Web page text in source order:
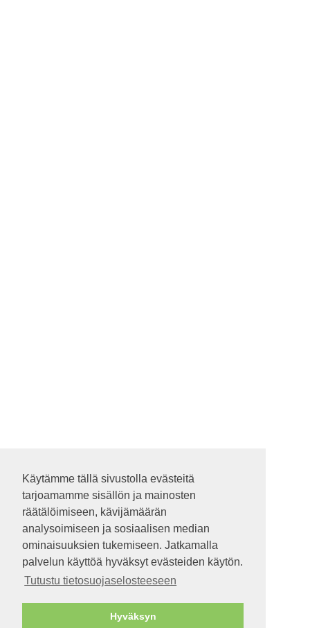
Käytämme tällä sivustolla evästeitä
tarjoamamme sisällön ja mainosten
räätälöimiseen, kävijämäärän
analysoimiseen ja sosiaalisen median
ominaisuuksien tukemiseen. Jatkamalla
palvelun käyttöä hyväksyt evästeiden käytön.
Tutustu tietosuojaselosteeseen
Hyväksyn
Käytämme tällä sivustolla evästeitä
tarjoamamme sisällön ja mainosten
räätälöimiseen, kävijämäärän
analysoimiseen ja sosiaalisen median
ominaisuuksien tukemiseen. Jatkamalla
palvelun käyttöä hyväksyt evästeiden käytön.
Tutustu tietosuojaselosteeseen
Hyväksyn